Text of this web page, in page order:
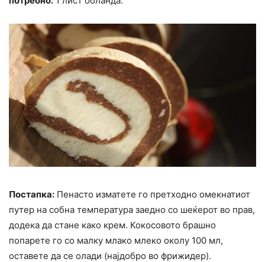
Постапка: Пенасто изматете го претходно омекнатиот
путер на собна температура заедно со шеќерот во прав,
додека да стане како крем. Кокосовото брашно
попарете го со малку млако млеко околу 100 мл,
оставете да се олади (најдобро во фрижидер).